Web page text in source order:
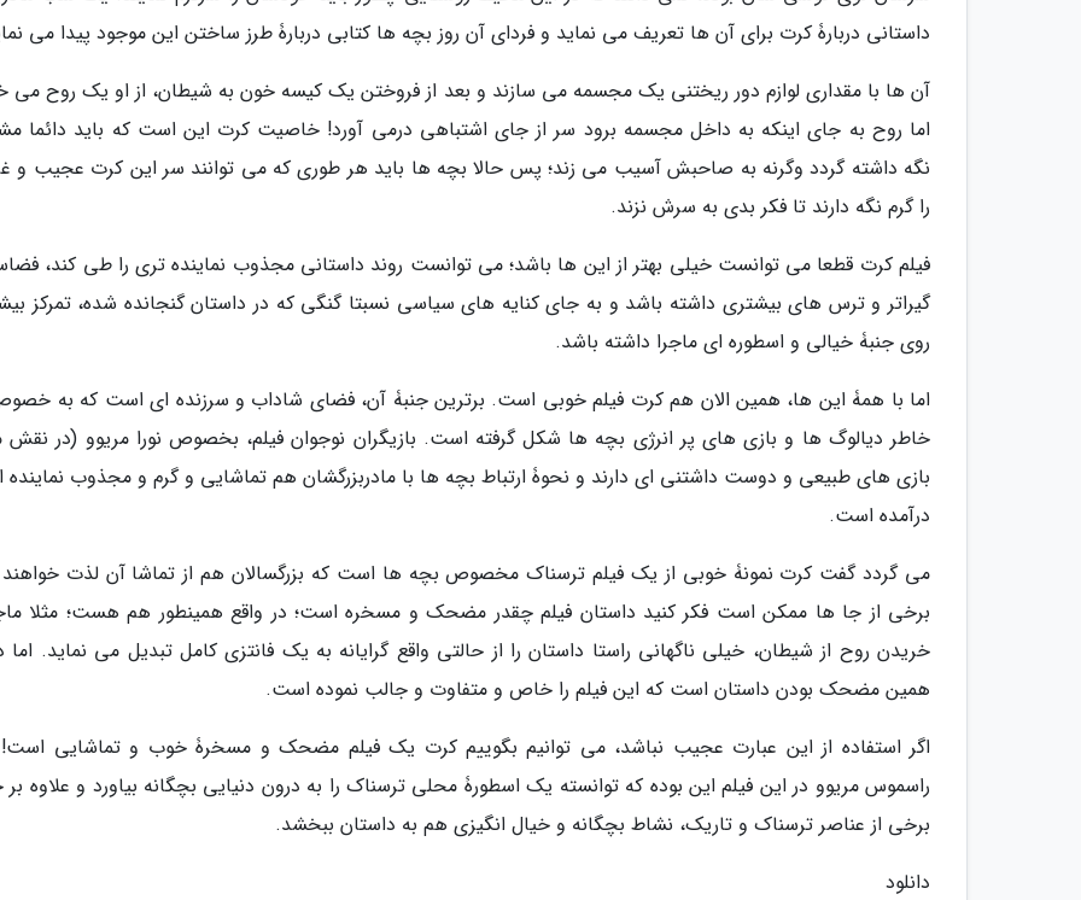
داستانی دربارۀ کرت برای آن ها تعریف می نماید و فردای آن روز بچه ها کتابی دربارۀ طرز ساختن این موجود پیدا می
آن ها با مقداری لوازم دور ریختنی یک مجسمه می سازند و بعد از فروختن یک کیسه خون به شیطان، از او یک روح می
اما روح به جای اینکه به داخل مجسمه برود سر از جای اشتباهی درمی آورد! خاصیت کرت این است که باید دائما
نگه داشته گردد وگرنه به صاحبش آسیب می زند؛ پس حالا بچه ها باید هر طوری که می توانند سر این کرت عجیب و
را گرم نگه دارند تا فکر بدی به سرش نزند.
فیلم کرت قطعا می توانست خیلی بهتر از این ها باشد؛ می توانست روند داستانی مجذوب نماینده تری را طی کند،
گیراتر و ترس های بیشتری داشته باشد و به جای کنایه های سیاسی نسبتا گنگی که در داستان گنجانده شده، تمرکز
روی جنبۀ خیالی و اسطوره ای ماجرا داشته باشد.
اما با همۀ این ها، همین الان هم کرت فیلم خوبی است. برترین جنبۀ آن، فضای شاداب و سرزنده ای است که به
خاطر دیالوگ ها و بازی های پر انرژی بچه ها شکل گرفته است. بازیگران نوجوان فیلم، بخصوص نورا مریوو (در نقش
بازی های طبیعی و دوست داشتنی ای دارند و نحوۀ ارتباط بچه ها با مادربزرگشان هم تماشایی و گرم و مجذوب نماینده
درآمده است.
می گردد گفت کرت نمونۀ خوبی از یک فیلم ترسناک مخصوص بچه ها است که بزرگسالان هم از تماشا آن لذت خواهند
برخی از جا ها ممکن است فکر کنید داستان فیلم چقدر مضحک و مسخره است؛ در واقع همینطور هم هست؛ مثلا
خریدن روح از شیطان، خیلی ناگهانی راستا داستان را از حالتی واقع گرایانه به یک فانتزی کامل تبدیل می نماید. اما
همین مضحک بودن داستان است که این فیلم را خاص و متفاوت و جالب نموده است.
اگر استفاده از این عبارت عجیب نباشد، می توانیم بگوییم کرت یک فیلم مضحک و مسخرۀ خوب و تماشایی
راسموس مریوو در این فیلم این بوده که توانسته یک اسطورۀ محلی ترسناک را به درون دنیایی بچگانه بیاورد و علاوه
برخی از عناصر ترسناک و تاریک، نشاط بچگانه و خیال انگیزی هم به داستان ببخشد.
دانلود